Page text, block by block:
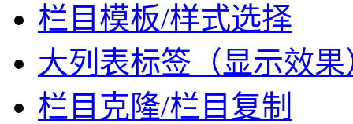
栏目模板/样式选择
大列表标签（显示效果
栏目克隆/栏目复制